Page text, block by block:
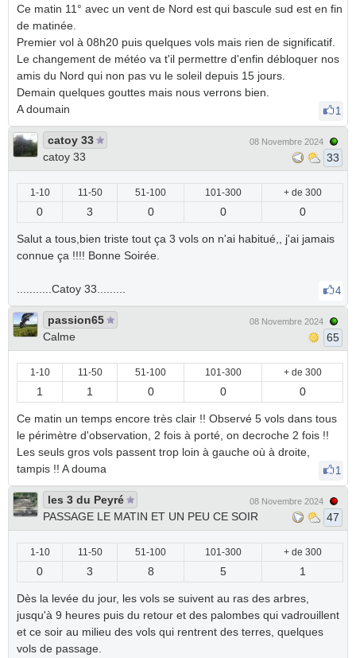
Ce matin 11° avec un vent de Nord est qui bascule sud est en fin
de matinée.
Premier vol à 08h20 puis quelques vols mais rien de significatif.
Le changement de météo va t'il permettre d'enfin débloquer nos
amis du Nord qui non pas vu le soleil depuis 15 jours.
Demain quelques gouttes mais nous verrons bien.
A doumain
1
catoy 33
catoy 33
08 Novembre 2024
33
1-10 11-50 51-100 101-300 + de 300
0 3 0 0 0
Salut a tous,bien triste tout ça 3 vols on n'ai habitué,, j'ai jamais
connue ça !!!! Bonne Soirée.
...........Catoy 33......... 4
passion65
Calme
08 Novembre 2024
65
1-10 11-50 51-100 101-300 + de 300
1 1 0 0 0
Ce matin un temps encore très clair !! Observé 5 vols dans tous
le périmètre d'observation, 2 fois à porté, on decroche 2 fois !!
Les seuls gros vols passent trop loin à gauche où à droite,
tampis !! A douma
1
les 3 du Peyré
PASSAGE LE MATIN ET UN PEU CE SOIR
08 Novembre 2024
47
1-10 11-50 51-100 101-300 + de 300
0 3 8 5 1
Dès la levée du jour, les vols se suivent au ras des arbres,
jusqu'à 9 heures puis du retour et des palombes qui vadrouillent
et ce soir au milieu des vols qui rentrent des terres, quelques
vols de passage.